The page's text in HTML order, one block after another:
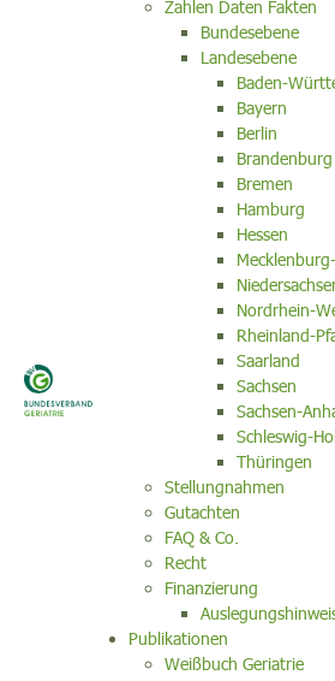
Zahlen Daten Fakten
Bundesebene
Landesebene
Baden-
Bayern
Berlin
Brandenburg
Bremen
Hamburg
Hessen
Nordrhein-
Rheinland-
Saarland
Sachsen
Sachsen-
Schleswig-
Thüringen
Stellungnahmen
Gutachten
FAQ & Co.
Recht
Finanzierung
Publikationen
Weißbuch Geriatrie